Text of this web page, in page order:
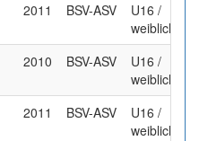
2011 BSV-ASV
U16 /
weiblich
2010 BSV-ASV
U16 /
weiblich
2011 BSV-ASV
U16 /
weiblich